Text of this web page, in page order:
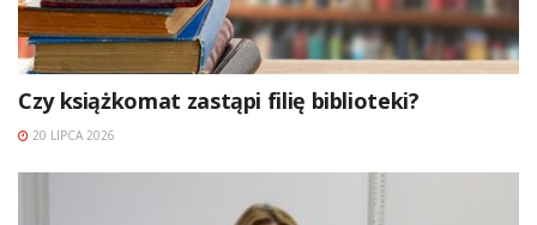
Czy książkomat zastąpi filię biblioteki?
20 LIPCA 2026